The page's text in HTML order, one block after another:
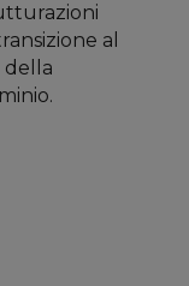
al
della